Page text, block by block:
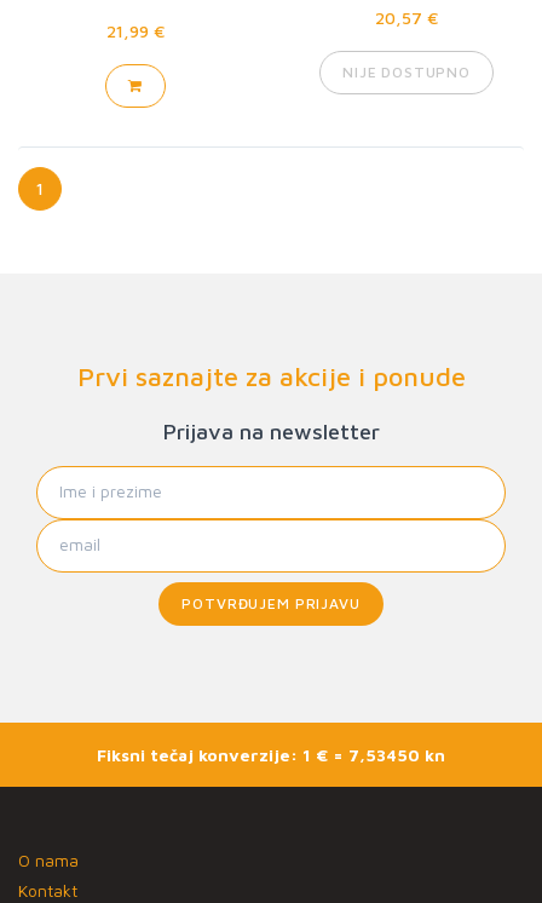
21,99 €
20,57 €
NIJE DOSTUPNO
1
Prvi saznajte za akcije i ponude
Prijava na newsletter
POTVRĐUJEM PRIJAVU
Fiksni tečaj konverzije: 1 € = 7,53450 kn
O nama
Kontakt